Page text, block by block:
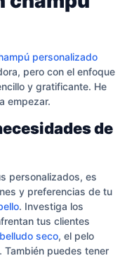
personalizado
pero con el enfoque
y gratificante. He
empezar.
de
personalizados, es
y preferencias de tu
. Investiga los
tus clientes
seco, el pelo
También puedes tener